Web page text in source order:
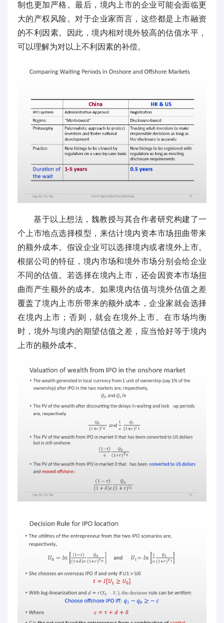
制也更加严格。最后，境内上市的企业可能会面临更
大的产权风险。对于企业家而言，这些都是上市融资
的不利因素。因此，境内相对境外较高的估值水平，
可以理解为对以上不利因素的补偿。
基于以上想法，魏教授与其合作者研究构建了一
个上市地点选择模型，来估计境内资本市场扭曲带来
的额外成本。假设企业可以选择境内或者境外上市。
根据公司的特征，境内市场和境外市场分别会给企业
不同的估值。若选择在境内上市，还会因资本市场扭
曲而产生额外的成本。如果境内估值与境外估值之差
覆盖了境内上市所带来的额外成本，企业家就会选择
在境内上市；否则，就会在境外上市。在市场均衡
时，境外与境内的期望估值之差，应当恰好等于境内
上市的额外成本。